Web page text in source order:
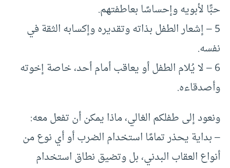
حبًّا لأبويه وإحساسًا بعاطفتهم.
5 – إشعار الطفل بذاته وتقديره وإكسابه الثقة في
نفسه.
6 – لا يُلام الطفل أو يعاقب أمام أحد، خاصة إخوته
وأصدقاءه.
ونعود إلى طفلكم الغالي، ماذا يمكن أن تفعل معه:
– بداية يحذر تمامًا استخدام الضرب أو أي نوع من
أنواع العقاب البدني، بل وتضيق نطاق استخدام